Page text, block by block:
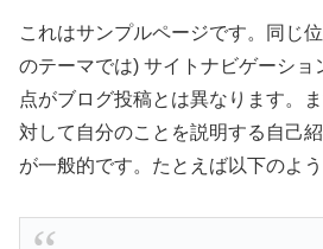
これはサンプルページです。同じ
のテーマでは) サイトナビゲーショ
点がブログ投稿とは異なります。
対して自分のことを説明する自己
が一般的です。たとえば以下のよう